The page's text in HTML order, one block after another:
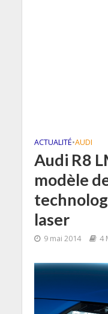
ACTUALITÉ•AUDI
Audi R8
modèle
laser
9 mai 2014 4